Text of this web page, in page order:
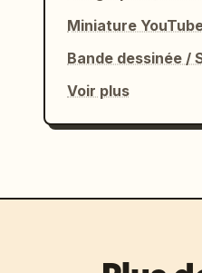
Miniature
Bande dessinée /
Voir plus